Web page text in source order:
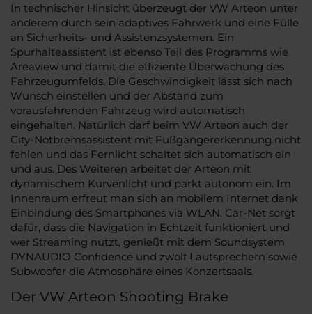
In technischer Hinsicht überzeugt der VW Arteon unter
anderem durch sein adaptives Fahrwerk und eine Fülle
an Sicherheits- und Assistenzsystemen. Ein
Spurhalteassistent ist ebenso Teil des Programms wie
Areaview und damit die effiziente Überwachung des
Fahrzeugumfelds. Die Geschwindigkeit lässt sich nach
Wunsch einstellen und der Abstand zum
vorausfahrenden Fahrzeug wird automatisch
eingehalten. Natürlich darf beim VW Arteon auch der
City-Notbremsassistent mit Fußgängererkennung nicht
fehlen und das Fernlicht schaltet sich automatisch ein
und aus. Des Weiteren arbeitet der Arteon mit
dynamischem Kurvenlicht und parkt autonom ein. Im
Innenraum erfreut man sich an mobilem Internet dank
Einbindung des Smartphones via WLAN. Car-Net sorgt
dafür, dass die Navigation in Echtzeit funktioniert und
wer Streaming nutzt, genießt mit dem Soundsystem
DYNAUDIO Confidence und zwölf Lautsprechern sowie
Subwoofer die Atmosphäre eines Konzertsaals.
Der VW Arteon Shooting Brake